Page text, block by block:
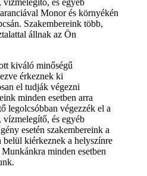
Monor és környékén
Szakembereink több,
állnak az Ön
kiváló minőségű
érkeznek ki
el tudják végezni
minden esetben arra
legolcsóbban végezzék el a
és egyéb
esetén szakembereink a
belül kiérkeznek a helyszínre
minden esetben